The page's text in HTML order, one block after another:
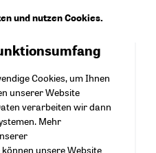
und nutzen Cookies.
Cookies, um Ihnen
unserer Website
verarbeiten wir dann
Mehr
können unsere Website